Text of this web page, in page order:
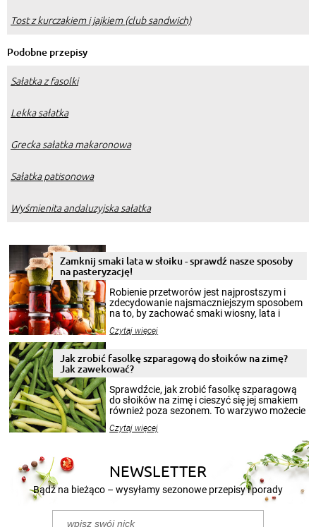
Tost z kurczakiem i jajkiem (club sandwich)
Podobne przepisy
Sałatka z fasolki
Lekka sałatka
Grecka sałatka makaronowa
Sałatka patisonowa
Wyśmienita andaluzyjska sałatka
Zamknij smaki lata w słoiku - sprawdź nasze sposoby
na pasteryzację!
Robienie przetworów jest najprostszym i
zdecydowanie najsmaczniejszym sposobem
na to, by zachować smaki wiosny, lata i
krajobrazów, by cieszyć nimi oko w sezonie
pełni poczuć atmosferę cieplejszych
miesięcy. Przygotowanie słoików ze
patenty, które pozwolą zachować świeżość
przetworów.
Czytaj więcej
Jak zrobić fasolkę szparagową do słoików na zimę?
Jak zawekować?
Sprawdźcie, jak zrobić fasolkę szparagową
do słoików na zimę i cieszyć się jej smakiem
również poza sezonem. To warzywo możecie
nasze propozycje!
Czytaj więcej
NEWSLETTER
Bądź na bieżąco – wysyłamy sezonowe przepisy i porady